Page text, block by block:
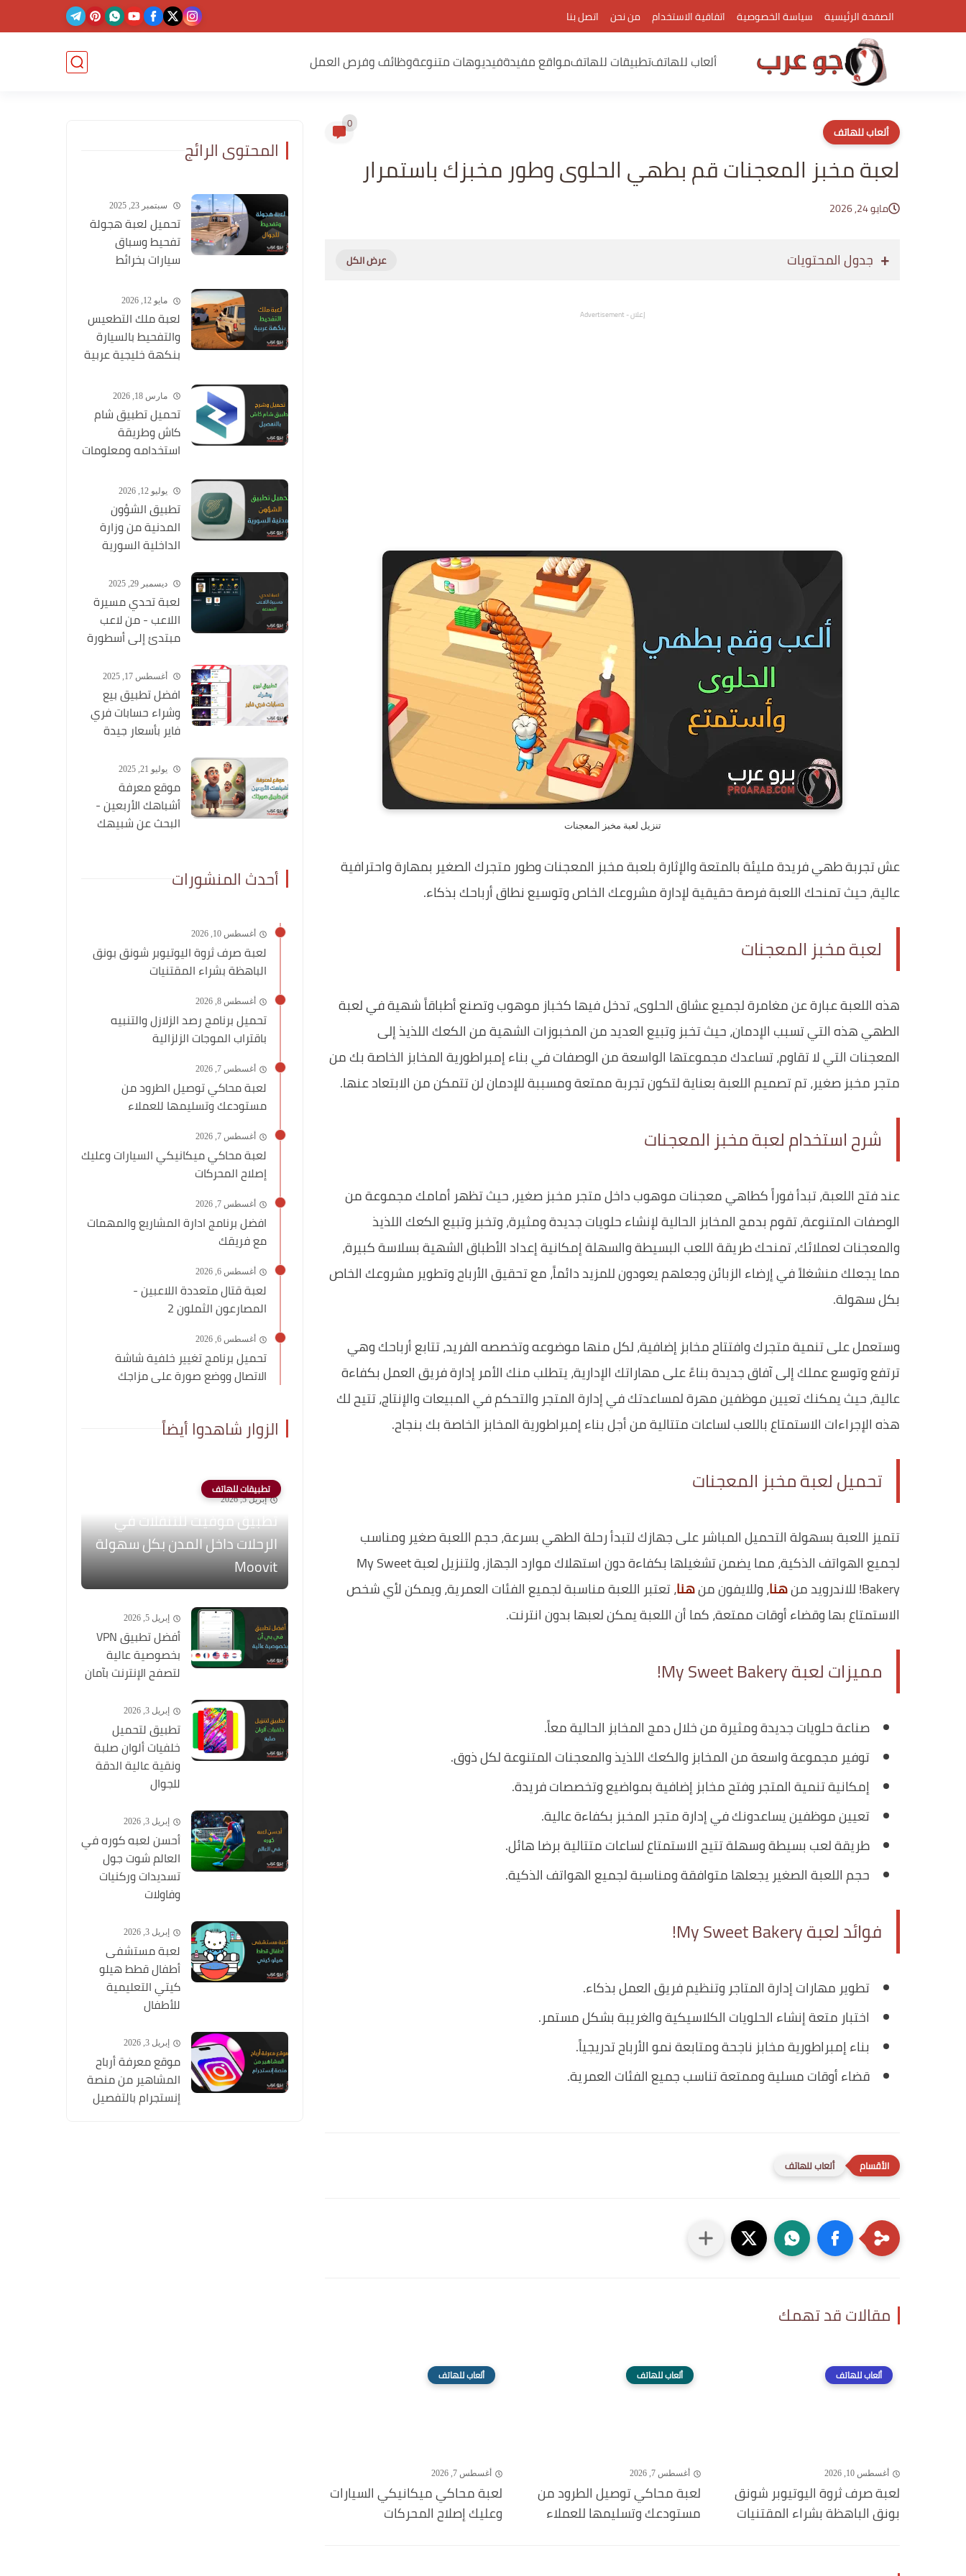
الصفحة الرئيسية سياسة الخصوصية اتفاقية الاستخدام من نحن اتصل بنا
ألعاب للهاتفتطبيقات للهاتفمواقع مفيدةفيديوهات متنوعةوظائف وفرص العمل
ألعاب للهاتف 0
لعبة مخبز المعجنات قم بطهي الحلوى وطور مخبزك باستمرار
مايو 24, 2026
جدول المحتويات
إعلان - Advertisement
تنزيل لعبة مخبز المعجنات
عش تجربة طهي فريدة مليئة بالمتعة والإثارة بلعبة مخبز المعجنات وطور متجرك الصغير بمهارة واحترافية
عالية، حيث تمنحك اللعبة فرصة حقيقية لإدارة مشروعك الخاص وتوسيع نطاق أرباحك بذكاء.
لعبة مخبز المعجنات
هذه اللعبة عبارة عن مغامرة لجميع عشاق الحلوى، تدخل فيها كخباز موهوب وتصنع أطباقاً شهية في لعبة
الطهي هذه التي تسبب الإدمان، حيث تخبز وتبيع العديد من المخبوزات الشهية من الكعك اللذيذ إلى
المعجنات التي لا تقاوم، تساعدك مجموعتها الواسعة من الوصفات في بناء إمبراطورية المخابز الخاصة بك من
متجر مخبز صغير، تم تصميم اللعبة بعناية لتكون تجربة ممتعة ومسببة للإدمان لن تتمكن من الابتعاد عنها.
شرح استخدام لعبة مخبز المعجنات
عند فتح اللعبة، تبدأ فوراً كطاهي معجنات موهوب داخل متجر مخبز صغير، حيث تظهر أمامك مجموعة من
الوصفات المتنوعة، تقوم بدمج المخابز الحالية لإنشاء حلويات جديدة ومثيرة، وتخبز وتبيع الكعك اللذيذ
والمعجنات لعملائك، تمنحك طريقة اللعب البسيطة والسهلة إمكانية إعداد الأطباق الشهية بسلاسة كبيرة،
مما يجعلك منشغلاً في إرضاء الزبائن وجعلهم يعودون للمزيد دائماً، مع تحقيق الأرباح وتطوير مشروعك الخاص
بكل سهولة.
وستعمل على تنمية متجرك وافتتاح مخابز إضافية، لكل منها موضوعه وتخصصه الفريد، تتابع أرباحك وهي
ترتفع وتوسع عملك إلى آفاق جديدة بناءً على مهاراتك الإدارية، يتطلب منك الأمر إدارة فريق العمل بكفاءة
عالية، حيث يمكنك تعيين موظفين مهرة لمساعدتك في إدارة المتجر والتحكم في المبيعات والإنتاج، تتيح لك
هذه الإجراءات الاستمتاع باللعب لساعات متتالية من أجل بناء إمبراطورية المخابز الخاصة بك بنجاح.
تحميل لعبة مخبز المعجنات
تتميز اللعبة بسهولة التحميل المباشر على جهازك لتبدأ رحلة الطهي بسرعة، حجم اللعبة صغير ومناسب
لجميع الهواتف الذكية، مما يضمن تشغيلها بكفاءة دون استهلاك موارد الجهاز، ولتنزيل لعبة My Sweet
Bakery! للاندرويد من
هنا، وللايفون منهنا، تعتبر اللعبة مناسبة لجميع الفئات العمرية، ويمكن لأي شخص
الاستمتاع بها وقضاء أوقات ممتعة، كما أن اللعبة يمكن لعبها بدون انترنت.
مميزات لعبة My Sweet Bakery!
صناعة حلويات جديدة ومثيرة من خلال دمج المخابز الحالية معاً.
توفير مجموعة واسعة من المخابز والكعك اللذيذ والمعجنات المتنوعة لكل ذوق.
إمكانية تنمية المتجر وفتح مخابز إضافية بمواضيع وتخصصات فريدة.
تعيين موظفين يساعدونك في إدارة متجر المخبز بكفاءة عالية.
طريقة لعب بسيطة وسهلة تتيح الاستمتاع لساعات متتالية برضا هائل.
حجم اللعبة الصغير يجعلها متوافقة ومناسبة لجميع الهواتف الذكية.
فوائد لعبة My Sweet Bakery!
تطوير مهارات إدارة المتاجر وتنظيم فريق العمل بذكاء.
اختبار متعة إنشاء الحلويات الكلاسيكية والغريبة بشكل مستمر.
بناء إمبراطورية مخابز ناجحة ومتابعة نمو الأرباح تدريجياً.
قضاء أوقات مسلية وممتعة تناسب جميع الفئات العمرية.
ألعاب للهاتف
مقالات قد تهمك
ألعاب للهاتف
أغسطس 10, 2026
لعبة صرف ثروة اليوتيوبر شونق
بونق الباهظة بشراء المقتنيات
ألعاب للهاتف
أغسطس 7, 2026
لعبة محاكي توصيل الطرود من
مستودعك وتسليمها للعملاء
ألعاب للهاتف
أغسطس 7, 2026
لعبة محاكي ميكانيكي السيارات
وعليك إصلاح المحركات
المحتوى الرائج
سبتمبر 23, 2025
تحميل لعبة هجولة
تفحيط وسباق
سيارات بخرائط
مايو 12, 2026
لعبة ملك التطعيس
والتفحيط بالسيارة
بنكهة خليجية عربية
مارس 18, 2026
تحميل تطبيق شام
كاش وطريقة
استخدامه ومعلومات
يوليو 12, 2026
تطبيق الشؤون
المدنية من وزارة
الداخلية السورية
ديسمبر 29, 2025
لعبة تحدي مسيرة
اللاعب - من لاعب
مبتدئ إلى أسطورة
أغسطس 17, 2025
افضل تطبيق بيع
وشراء حسابات فري
فاير بأسعار جيدة
يوليو 21, 2025
موقع معرفة
أشباهك الأربعين -
البحث عن شبيهك
أحدث المنشورات
أغسطس 10, 2026
لعبة صرف ثروة اليوتيوبر شونق بونق
الباهظة بشراء المقتنيات
أغسطس 8, 2026
تحميل برنامج رصد الزلازل والتنبيه
باقتراب الموجات الزلزالية
أغسطس 7, 2026
لعبة محاكي توصيل الطرود من
مستودعك وتسليمها للعملاء
أغسطس 7, 2026
لعبة محاكي ميكانيكي السيارات وعليك
إصلاح المحركات
أغسطس 7, 2026
افضل برنامج ادارة المشاريع والمهمات
مع فريقك
أغسطس 6, 2026
لعبة قتال متعددة اللاعبين -
المصارعون الثملون 2
أغسطس 6, 2026
تحميل برنامج تغيير خلفية شاشة
الاتصال ووضع صورة على مزاجك
الزوار شاهدوا أيضاً
تطبيقات للهاتف
إبريل 5, 2026
تطبيق موفيت للتنقلات في
الرحلات داخل المدن بكل سهولة
Moovit
إبريل 5, 2026
أفضل تطبيق VPN
بخصوصية عالية
لتصفح الإنترنت بآمان
إبريل 3, 2026
تطبيق لتحميل
خلفيات ألوان صلبة
ونقية عالية الدقة
للجوال
إبريل 3, 2026
أحسن لعبه كوره في
العالم شوت جول
تسديدات وركنيات
وفاولات
إبريل 3, 2026
لعبة مستشفى
أطفال قطط هيلو
كيتي التعليمية
للأطفال
إبريل 3, 2026
موقع معرفة أرباح
المشاهير من منصة
إنستجرام بالتفصيل